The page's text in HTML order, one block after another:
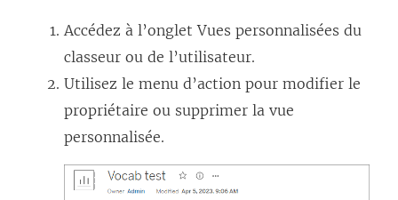
Accédez à l’onglet Vues personnalisées du
classeur ou de l’utilisateur.
Utilisez le menu d’action pour modifier le
propriétaire ou supprimer la vue
personnalisée.